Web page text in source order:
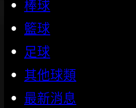
棒球
籃球
足球
其他球類
最新消息